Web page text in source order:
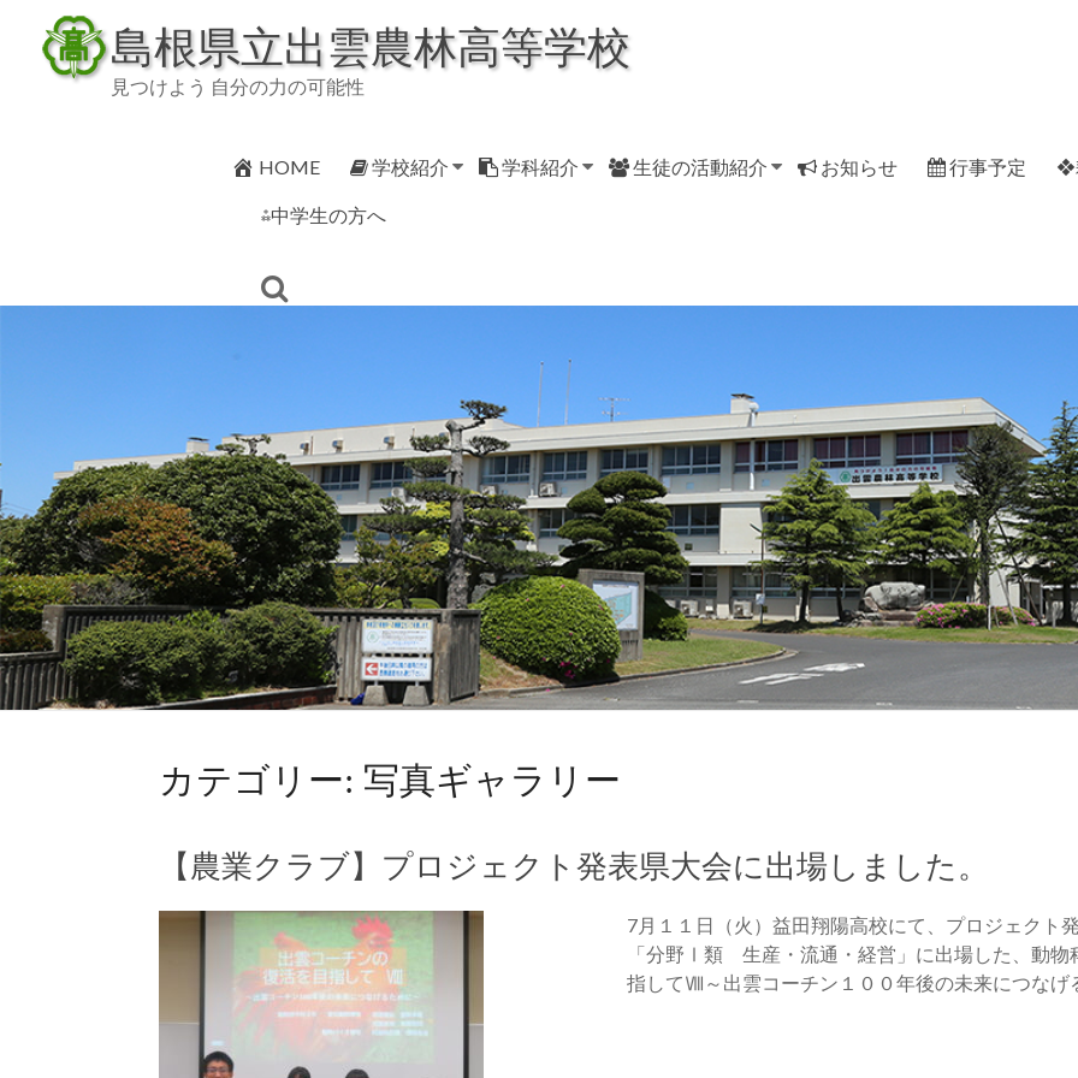
content
島根県立出雲農林高等学校
見つけよう 自分の力の可能性
HOME 学校紹介 学科紹介 生徒の活動紹介 お知らせ 行事予定 ❖
⁂中学生の方へ
カテゴリー: 写真ギャラリー
【農業クラブ】プロジェクト発表県大会に出場しました。
7月１１日（火）益田翔陽高校にて、プロジェクト
「分野Ⅰ類 生産・流通・経営」に出場した、動物
指してⅧ～出雲コーチン１００年後の未来につなげ